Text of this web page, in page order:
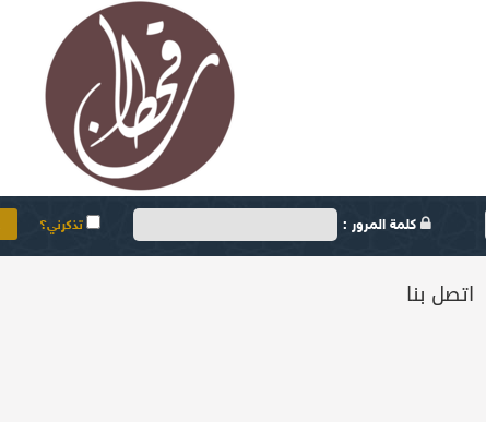
كلمة المرور : تذكرني؟
اتصل بنا